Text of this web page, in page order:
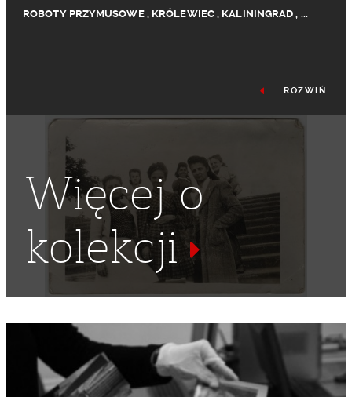
ROBOTY PRZYMUSOWE, KRÓLEWIEC, KALININGRAD , ...
SŁOWENIA
ROZWIŃ
Więcej o
kolekcji